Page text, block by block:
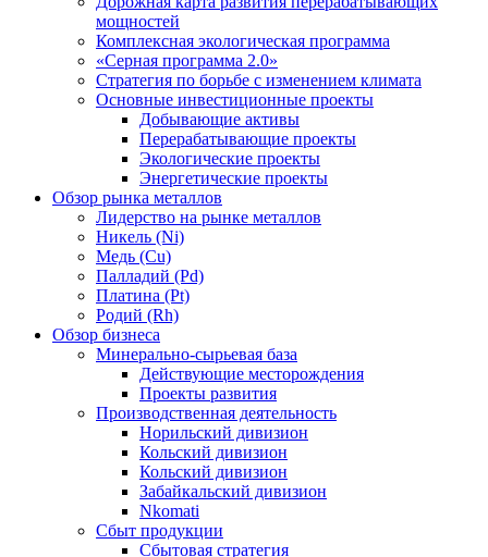
мощностей
Комплексная экологическая программа
«Серная программа 2.0»
Стратегия по борьбе с изменением климата
Основные инвестиционные проекты
Добывающие активы
Перерабатывающие проекты
Экологические проекты
Энергетические проекты
Обзор рынка металлов
Лидерство на рынке металлов
Никель (Ni)
Медь (Cu)
Палладий (Pd)
Платина (Pt)
Родий (Rh)
Обзор бизнеса
Минерально-сырьевая база
Действующие месторождения
Проекты развития
Производственная деятельность
Норильский дивизион
Кольский дивизион
Кольский дивизион
Забайкальский дивизион
Nkomati
Сбыт продукции
Сбытовая стратегия